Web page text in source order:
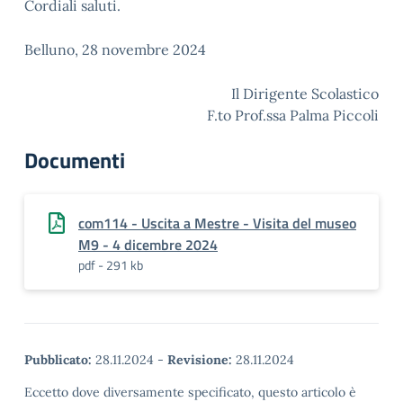
Cordiali saluti.
Belluno, 28 novembre 2024
Il Dirigente Scolastico
F.to Prof.ssa Palma Piccoli
Documenti
com114 - Uscita a Mestre - Visita del museo
M9 - 4 dicembre 2024
pdf - 291 kb
Pubblicato: 28.11.2024 - Revisione: 28.11.2024
Eccetto dove diversamente specificato, questo articolo è